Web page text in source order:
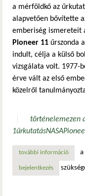
a mérföldkő az
alapvetően bővítette
emberiség ismereteit
Pioneer 11 űrszonda
indult, célja a külső
vizsgálata volt. 1977-
érve vált az első
közelről
történelemezen
1űrkutatásNASA
további információaz a
bejelentkezés